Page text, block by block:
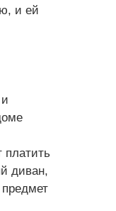
и ей
платить
диван,